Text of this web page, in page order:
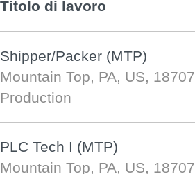
Titolo di lavoro
Shipper/Packer (MTP)
Mountain Top, PA, US, 18707
Production
PLC Tech I (MTP)
Mountain Top, PA, US, 18707